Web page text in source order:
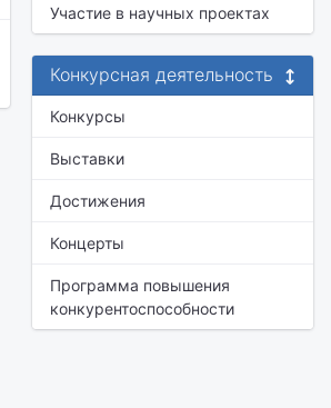
Участие в научных проектах
Конкурсная деятельность
Конкурсы
Выставки
Достижения
Концерты
Программа повышения
конкурентоспособности